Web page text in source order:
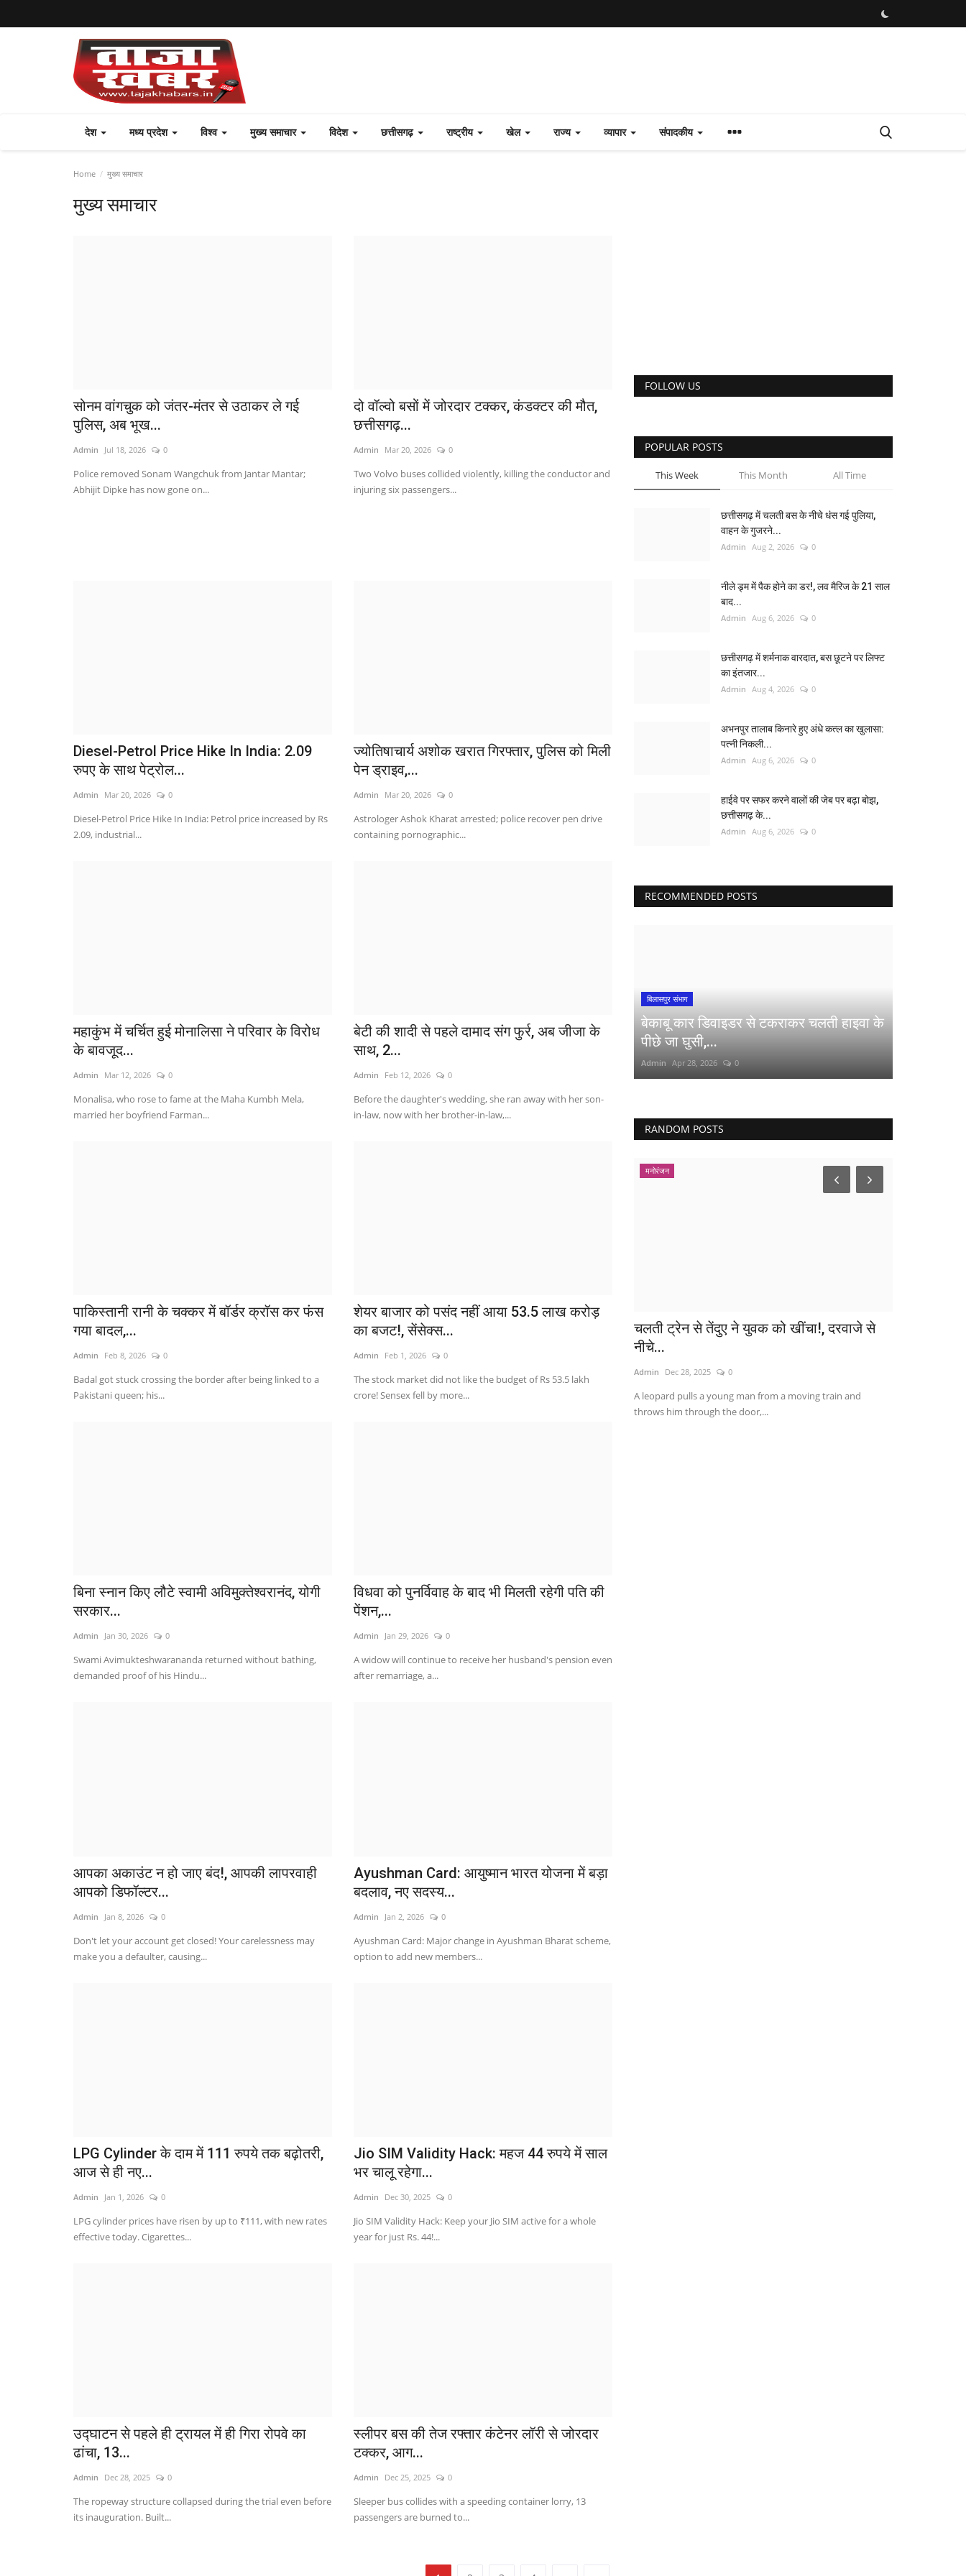
देश मध्य प्रदेश विश्व मुख्य समाचार विदेश छत्तीसगढ़ राष्ट्रीय खेल राज्य व्यापार संपादकीय
Home मुख्य समाचार
मुख्य समाचार
सोनम वांगचुक को जंतर-मंतर से उठाकर ले गई
पुलिस, अब भूख...
Admin Jul 18, 2026 0
Police removed Sonam Wangchuk from Jantar Mantar;
Abhijit Dipke has now gone on...
दो वॉल्वो बसों में जोरदार टक्कर, कंडक्टर की मौत,
छत्तीसगढ़...
Admin Mar 20, 2026 0
Two Volvo buses collided violently, killing the conductor and
injuring six passengers...
Diesel-Petrol Price Hike In India: 2.09
रुपए के साथ पेट्रोल...
Admin Mar 20, 2026 0
Diesel-Petrol Price Hike In India: Petrol price increased by Rs
2.09, industrial...
ज्योतिषाचार्य अशोक खरात गिरफ्तार, पुलिस को मिली
पेन ड्राइव,...
Admin Mar 20, 2026 0
Astrologer Ashok Kharat arrested; police recover pen drive
containing pornographic...
महाकुंभ में चर्चित हुई मोनालिसा ने परिवार के विरोध
के बावजूद...
Admin Mar 12, 2026 0
Monalisa, who rose to fame at the Maha Kumbh Mela,
married her boyfriend Farman...
बेटी की शादी से पहले दामाद संग फुर्र, अब जीजा के
साथ, 2...
Admin Feb 12, 2026 0
Before the daughter's wedding, she ran away with her son-
in-law, now with her brother-in-law,...
पाकिस्तानी रानी के चक्कर में बॉर्डर क्रॉस कर फंस
गया बादल,...
Admin Feb 8, 2026 0
Badal got stuck crossing the border after being linked to a
Pakistani queen; his...
शेयर बाजार को पसंद नहीं आया 53.5 लाख करोड़
का बजट!, सेंसेक्स...
Admin Feb 1, 2026 0
The stock market did not like the budget of Rs 53.5 lakh
crore! Sensex fell by more...
बिना स्नान किए लौटे स्वामी अविमुक्तेश्वरानंद, योगी
सरकार...
Admin Jan 30, 2026 0
Swami Avimukteshwarananda returned without bathing,
demanded proof of his Hindu...
विधवा को पुनर्विवाह के बाद भी मिलती रहेगी पति की
पेंशन,...
Admin Jan 29, 2026 0
A widow will continue to receive her husband's pension even
after remarriage, a...
आपका अकाउंट न हो जाए बंद!, आपकी लापरवाही
आपको डिफॉल्टर...
Admin Jan 8, 2026 0
Don't let your account get closed! Your carelessness may
make you a defaulter, causing...
Ayushman Card: आयुष्मान भारत योजना में बड़ा
बदलाव, नए सदस्य...
Admin Jan 2, 2026 0
Ayushman Card: Major change in Ayushman Bharat scheme,
option to add new members...
LPG Cylinder के दाम में 111 रुपये तक बढ़ोतरी,
आज से ही नए...
Admin Jan 1, 2026 0
LPG cylinder prices have risen by up to ₹111, with new rates
effective today. Cigarettes...
Jio SIM Validity Hack: महज 44 रुपये में साल
भर चालू रहेगा...
Admin Dec 30, 2025 0
Jio SIM Validity Hack: Keep your Jio SIM active for a whole
year for just Rs. 44!...
उद्घाटन से पहले ही ट्रायल में ही गिरा रोपवे का
ढांचा, 13...
Admin Dec 28, 2025 0
The ropeway structure collapsed during the trial even before
its inauguration. Built...
स्लीपर बस की तेज रफ्तार कंटेनर लॉरी से जोरदार
टक्कर, आग...
Admin Dec 25, 2025 0
Sleeper bus collides with a speeding container lorry, 13
passengers are burned to...
FOLLOW US
POPULAR POSTS
This Week This Month All Time
छत्तीसगढ़ में चलती बस के नीचे धंस गई पुलिया,
वाहन के गुजरने...
Admin Aug 2, 2026 0
नीले ड्र्म में पैक होने का डर!, लव मैरिज के 21 साल
बाद...
Admin Aug 6, 2026 0
छत्तीसगढ़ में शर्मनाक वारदात, बस छूटने पर लिफ्ट
का इंतजार...
Admin Aug 4, 2026 0
अभनपुर तालाब किनारे हुए अंधे कत्ल का खुलासा:
पत्नी निकली...
Admin Aug 6, 2026 0
हाईवे पर सफर करने वालों की जेब पर बढ़ा बोझ,
छत्तीसगढ़ के...
Admin Aug 6, 2026 0
RECOMMENDED POSTS
बिलासपुर संभाग
बेकाबू कार डिवाइडर से टकराकर चलती हाइवा के
पीछे जा घुसी,...
Admin Apr 28, 2026 0
RANDOM POSTS
मनोरंजन
चलती ट्रेन से तेंदुए ने युवक को खींचा!, दरवाजे से
नीचे...
Admin Dec 28, 2025 0
A leopard pulls a young man from a moving train and
throws him through the door,...